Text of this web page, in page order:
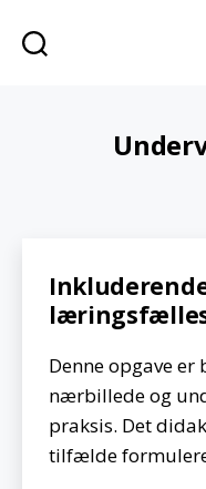
Denne opgave
nærbillede og
praksis. Det
tilfælde